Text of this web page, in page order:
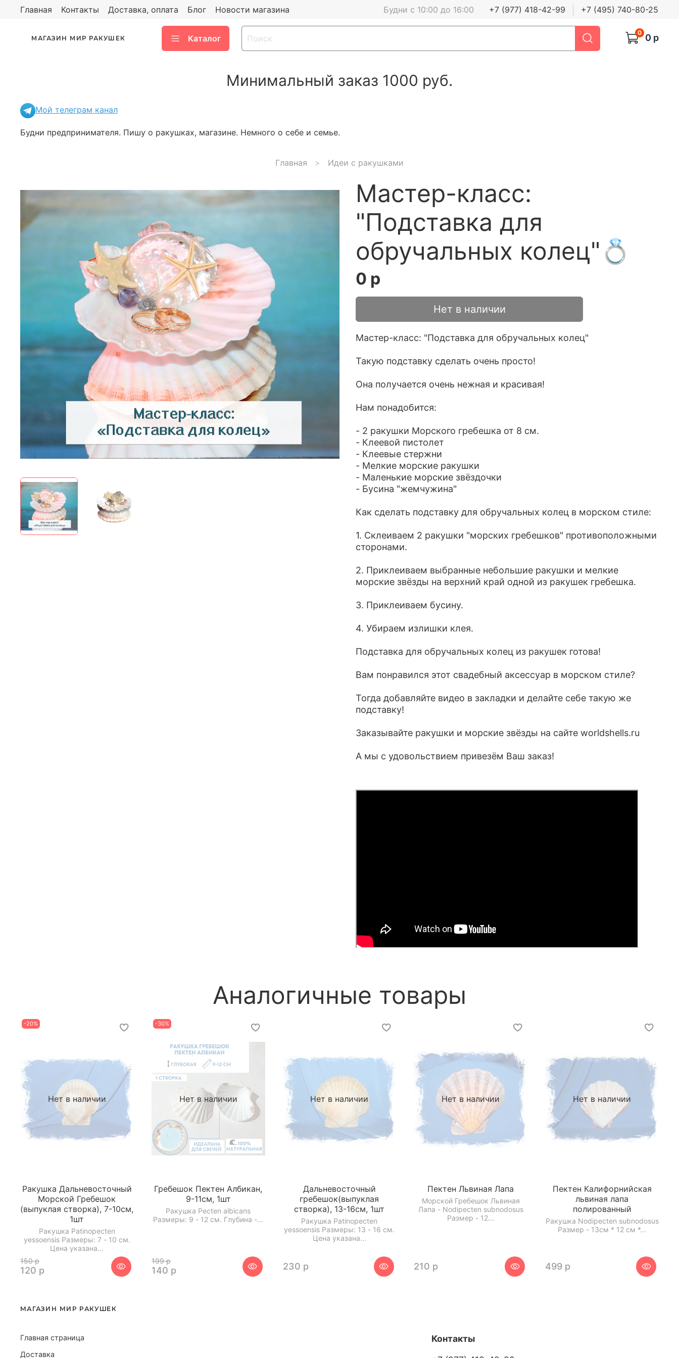
Главная Контакты Доставка, оплата Блог Новости магазина Будни с 10:00 до 16:00 +7 (977) 418-42-99 +7 (495) 740-80-25
МАГАЗИН МИР РАКУШЕК Каталог
0 0 р
Минимальный заказ 1000 руб.
Мой телеграм канал
Будни предпринимателя. Пишу о ракушках, магазине. Немного о себе и семье.
Главная Идеи с ракушками
Мастер-класс:
"Подставка для
обручальных колец"💍
0 р
Нет в наличии
Мастер-класс: "Подставка для обручальных колец"
Такую подставку сделать очень просто!
Она получается очень нежная и красивая!
Нам понадобится:
- 2 ракушки Морского гребешка от 8 см.
- Клеевой пистолет
- Клеевые стержни
- Мелкие морские ракушки
- Маленькие морские звёздочки
- Бусина "жемчужина"
Как сделать подставку для обручальных колец в морском стиле:
1. Склеиваем 2 ракушки "морских гребешков" противоположными
сторонами.
2. Приклеиваем выбранные небольшие ракушки и мелкие
морские звёзды на верхний край одной из ракушек гребешка.
3. Приклеиваем бусину.
4. Убираем излишки клея.
Подставка для обручальных колец из ракушек готова!
Вам понравился этот свадебный аксессуар в морском стиле?
Тогда добавляйте видео в закладки и делайте себе такую же
подставку!
Заказывайте ракушки и морские звёзды на сайте worldshells.ru
А мы с удовольствием привезём Ваш заказ!
Аналогичные товары
Нет в наличии
-20%
Ракушка Дальневосточный
Морской Гребешок
(выпуклая створка), 7-10см,
1шт
Ракушка Patinopecten
yessoensis Размеры: 7 - 10 см.
Цена указана...
150 р
120 р
Нет в наличии
-30%
Гребешок Пектен Албикан,
9-11см, 1шт
Ракушка Pecten albicans
Размеры: 9 - 12 см. Глубина -...
199 р
140 р
Нет в наличии
Дальневосточный
гребешок(выпуклая
створка), 13-16см, 1шт
Ракушка Patinopecten
yessoensis Размеры: 13 - 16 см.
Цена указана...
230 р
Нет в наличии
Пектен Львиная Лапа
Морской Гребешок Львиная
Лапа - Nodipecten subnodosus
Размер - 12...
210 р
Нет в наличии
Пектен Калифорнийская
львиная лапа
полированный
Ракушка Nodipecten subnodosus
Размер - 13см * 12 см *...
499 р
МАГАЗИН МИР РАКУШЕК
Главная страница
Доставка
Контакты